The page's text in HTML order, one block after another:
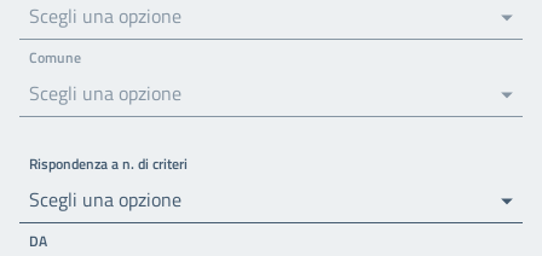
Scegli una opzione
Comune
Scegli una opzione
Rispondenza a n. di criteri
Scegli una opzione
DA